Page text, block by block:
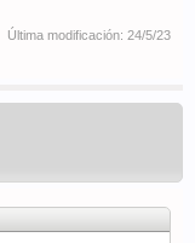
Última modificación: 24/5/23